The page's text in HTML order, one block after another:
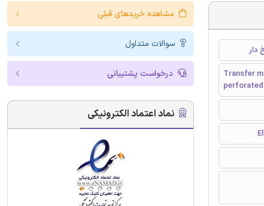
دار
Transfer
مشاهده خریدهای قبلی
سوالات متداول
درخواست پشتیبانی
نماد اعتماد الکترونیکی